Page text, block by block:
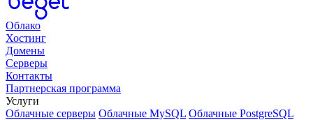
Облако
Хостинг
Домены
Серверы
Контакты
Партнерская программа
Услуги
Облачные серверы Облачные MySQL Облачные PostgreSQL